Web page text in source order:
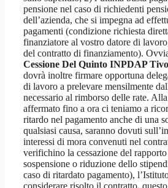
pensione nel caso di richiedenti
dell’azienda, che si impegna ad
pagamenti (condizione richiesta
finanziatore al vostro datore di
del contratto di finanziamento).
Cessione Del Quinto INPDAP
dovrà inoltre firmare opportuna
di lavoro a prelevare mensilmente
necessario al rimborso delle rate.
affermato fino a ora ci teniamo a
ritardo nel pagamento anche di una
qualsiasi causa, saranno dovuti
interessi di mora convenuti nel
verifichino la cessazione del
sospensione o riduzione dello
caso di ritardato pagamento),
considerare risolto il contratto,